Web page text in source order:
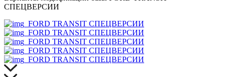
СПЕЦВЕРСИИ